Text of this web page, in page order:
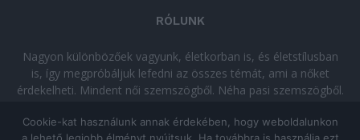
RÓLUNK
Nagyon különbözőek vagyunk, életkorban is, és életstílusban
is, így megpróbáljuk lefedni az összes témát, ami a nőket
érdekelheti. Mindent női szemszögből. Néha pasi szemszögből.
kikapcsolódásra vágysz!
Cookie-kat használunk annak érdekében, hogy weboldalunkon